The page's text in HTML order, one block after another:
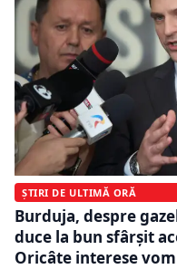
ȘTIRI DE ULTIMĂ ORĂ
Burduja, despre
duce la bun sfârşit
Oricâte interese